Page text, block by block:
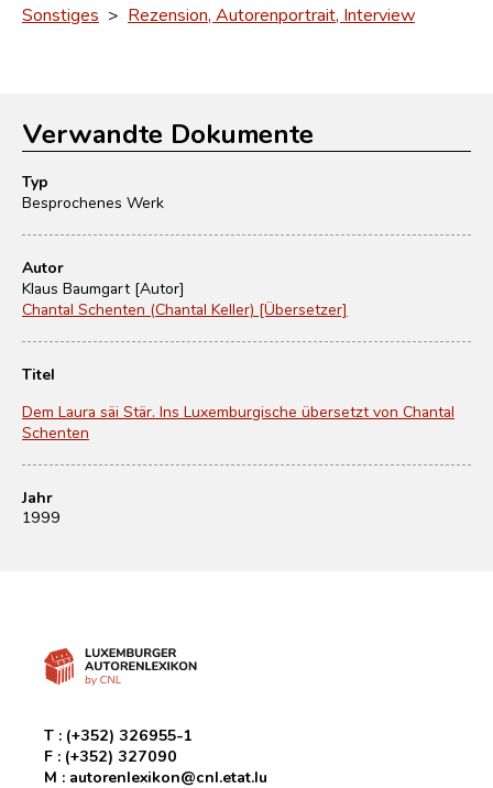
Sonstiges > Rezension, Autorenportrait, Interview
Verwandte Dokumente
Typ
Besprochenes Werk
Autor
Klaus Baumgart [Autor]
Chantal Schenten (Chantal Keller) [Übersetzer]
Titel
Dem Laura säi Stär. Ins Luxemburgische übersetzt von Chantal
Schenten
Jahr
1999
T : (+352) 326955-1
F : (+352) 327090
M : autorenlexikon@cnl.etat.lu